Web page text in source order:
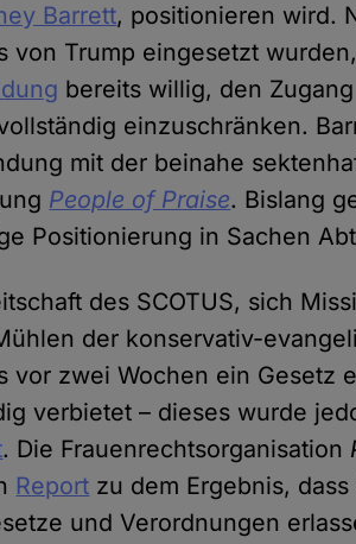
Barrett, positionieren wird.
von Trump eingesetzt
bereits willig, den
einzuschränken.
mit der beinahe
People of Praise. Bislang
Positionierung in Sachen
des SCOTUS, sich
der konservativ-
vor zwei Wochen ein Gesetz
verbietet – dieses wurde
. Die Frauenrechtsorganisation
Report zu dem Ergebnis,
und Verordnungen